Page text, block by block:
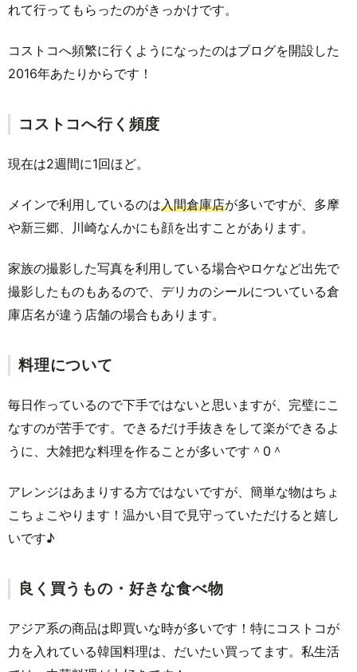
れて行ってもらったのがきっかけです。
コストコへ頻繁に行くようになったのはブログを開設した
2016年あたりからです！
コストコへ行く頻度
現在は2週間に1回ほど。
メインで利用しているのは入間倉庫店が多いですが、多摩
や新三郷、川崎なんかにも顔を出すことがあります。
家族の撮影した写真を利用している場合やロケなど出先で
撮影したものもあるので、デリカのシールについている倉
庫店名が違う店舗の場合もあります。
料理について
毎日作っているので下手ではないと思いますが、完璧にこ
なすのが苦手です。できるだけ手抜きをして楽ができるよ
うに、大雑把な料理を作ることが多いです＾0＾
アレンジはあまりする方ではないですが、簡単な物はちょ
こちょこやります！温かい目で見守っていただけると嬉し
いです♪
良く買うもの・好きな食べ物
アジア系の商品は即買いな時が多いです！特にコストコが
力を入れている韓国料理は、だいたい買ってます。私生活